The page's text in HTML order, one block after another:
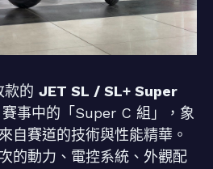
款的 JET SL / SL+ Super
賽事中的「Super C 組」，象
自賽道的技術與性能精華。
的動力、電控系統、外觀配